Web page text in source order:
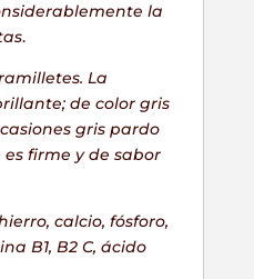
la
.
La
de color gris
gris pardo
firme y de sabor
calcio, fósforo,
B1, B2 C, ácido